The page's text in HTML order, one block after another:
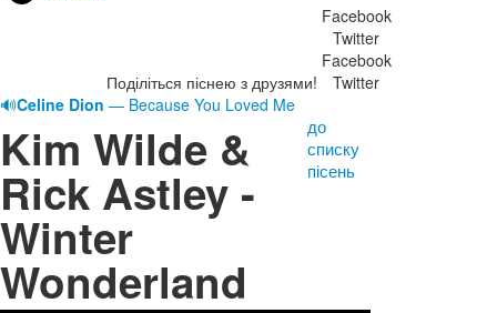
Поділіться піснею з друзями!
Facebook
Twitter
Facebook
Twitter
🔊Celine Dion — Because You Loved Me
Kim Wilde &
Rick Astley -
Winter
Wonderland
до
списку
пісень